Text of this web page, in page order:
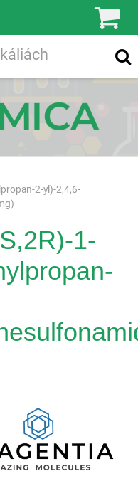
2-yl)-2,4,6-
1-